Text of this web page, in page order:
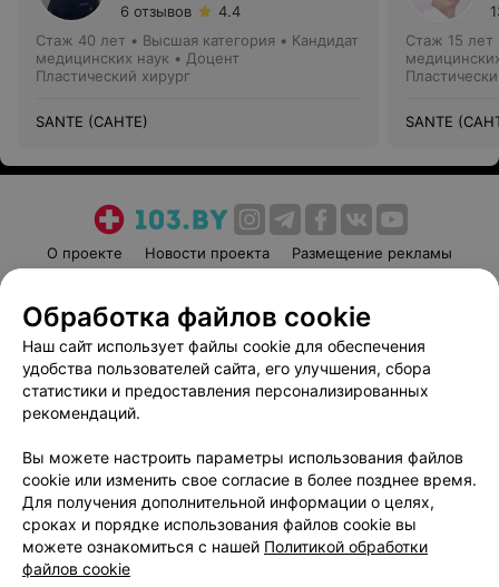
6 отзывов
4.4
Стаж 40 лет • Высшая категория • Кандидат
медицинских наук • Доцент
Пластический хирург
SANTE (САНТЕ)
Стаж 15 лет
SANTE
О проекте Новости проекта
Размещение рекламы
Пользовательское соглашение
Способы оплаты
Вакансии
Партнеры
Написать руководителю 103.by
Обработка персональных данных
Обработка файлов cookie
Наш сайт использует файлы cookie для обеспечения
удобства пользователей сайта, его улучшения, сбора
статистики и предоставления персонализированных
рекомендаций.
Вы можете настроить параметры использования файлов
cookie или изменить свое согласие в более позднее время.
Для получения дополнительной информации о целях,
сроках и порядке использования файлов cookie вы
можете ознакомиться с нашей Политикой обработки
файлов cookie